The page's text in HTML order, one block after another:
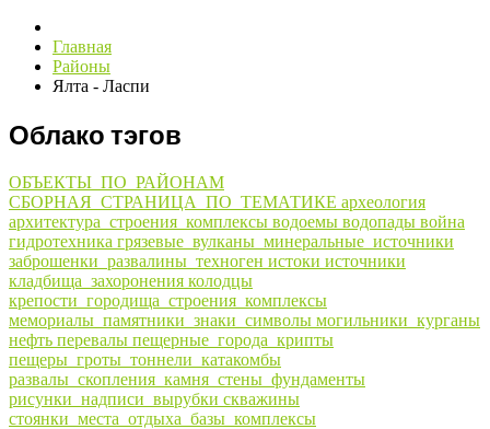
Главная
Районы
Ялта - Ласпи
Облако тэгов
ОБЪЕКТЫ_ПО_РАЙОНАМ
СБОРНАЯ_СТРАНИЦА_ПО_ТЕМАТИКЕ археология
архитектура_строения_комплексы водоемы водопады война
гидротехника грязевые_вулканы_минеральные_источники
заброшенки_развалины_техноген истоки источники
кладбища_захоронения колодцы
крепости_городища_строения_комплексы
мемориалы_памятники_знаки_символы могильники_курганы
нефть перевалы пещерные_города_крипты
пещеры_гроты_тоннели_катакомбы
развалы_скопления_камня_стены_фундаменты
рисунки_надписи_вырубки скважины
стоянки_места_отдыха_базы_комплексы